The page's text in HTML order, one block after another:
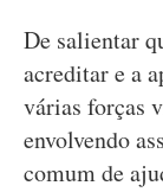
De salientar
acreditar e a
várias forças
envolvendo
comum de